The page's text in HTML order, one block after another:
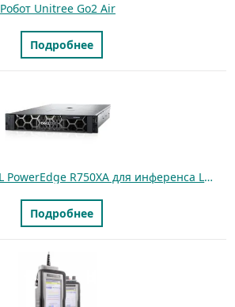
Робот Unitree Go2 Air
Подробнее
Cервер с GPU DELL PowerEdge R750XA для инференса LLM моделей
Подробнее